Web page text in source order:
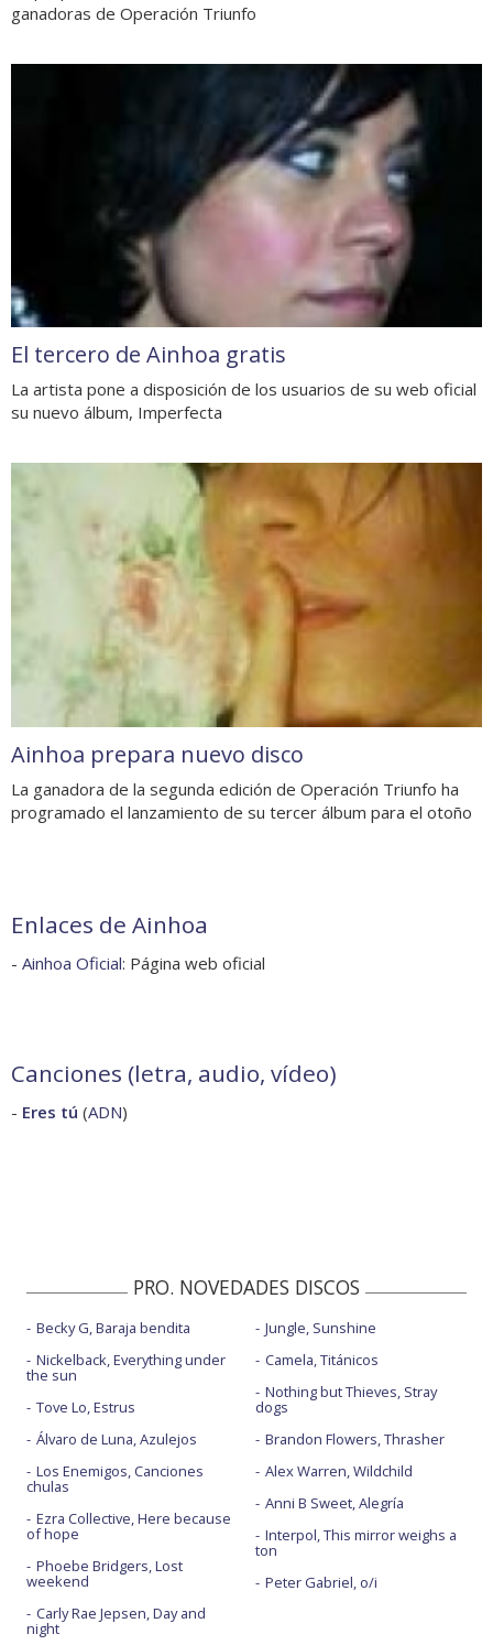
ganadoras de Operación Triunfo
El tercero de Ainhoa gratis
La artista pone a disposición de los usuarios de su web oficial
su nuevo álbum, Imperfecta
Ainhoa prepara nuevo disco
La ganadora de la segunda edición de Operación Triunfo ha
programado el lanzamiento de su tercer álbum para el otoño
Enlaces de Ainhoa
- Ainhoa Oficial: Página web oficial
Canciones (letra, audio, vídeo)
- Eres tú (ADN)
PRO. NOVEDADES DISCOS
Becky G, Baraja bendita
Nickelback, Everything under
the sun
Tove Lo, Estrus
Álvaro de Luna, Azulejos
Los Enemigos, Canciones
chulas
Ezra Collective, Here because
of hope
Phoebe Bridgers, Lost
weekend
Carly Rae Jepsen, Day and
night
Jungle, Sunshine
Camela, Titánicos
Nothing but Thieves, Stray
dogs
Brandon Flowers, Thrasher
Alex Warren, Wildchild
Anni B Sweet, Alegría
Interpol, This mirror weighs a
ton
Peter Gabriel, o/i